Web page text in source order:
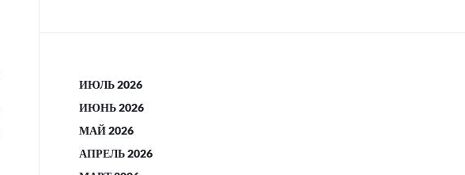
ИЮЛЬ 2026
ИЮНЬ 2026
МАЙ 2026
АПРЕЛЬ 2026